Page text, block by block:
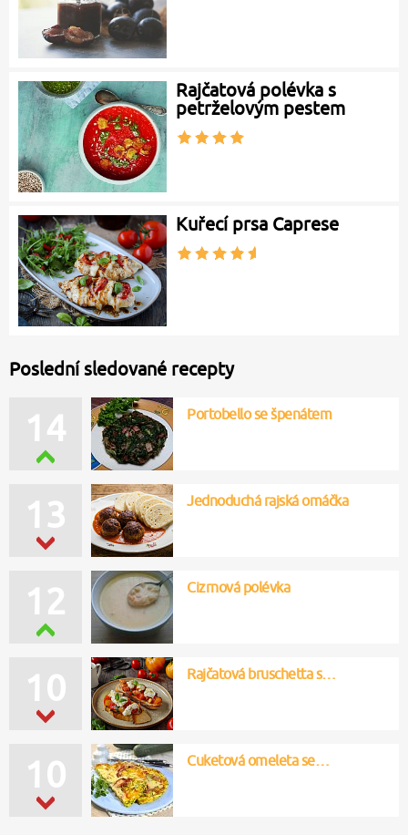
Rajčatová polévka s
petrželovým pestem
Kuřecí prsa Caprese
Poslední sledované recepty
13 Jednoduchá rajská omáčka
14 Portobello se špenátem
10 Rajčatová bruschetta s…
12 Cizrnová polévka
10 Cuketová omeleta se…